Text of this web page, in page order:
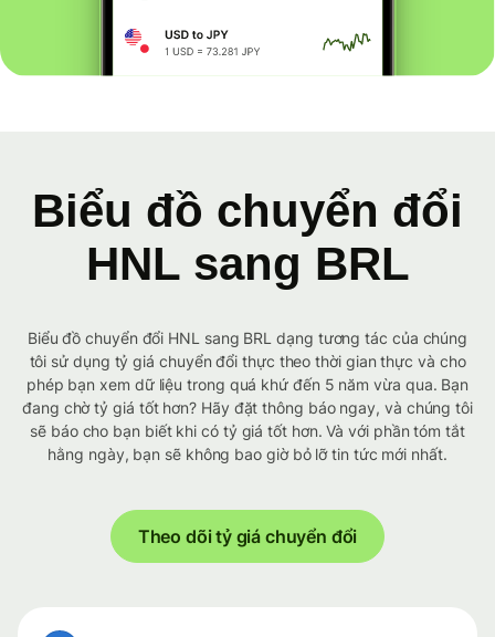
Biểu đồ chuyển đổi
HNL sang BRL
Biểu đồ chuyển đổi HNL sang BRL dạng tương tác của chúng
tôi sử dụng tỷ giá chuyển đổi thực theo thời gian thực và cho
phép bạn xem dữ liệu trong quá khứ đến 5 năm vừa qua. Bạn
đang chờ tỷ giá tốt hơn? Hãy đặt thông báo ngay, và chúng tôi
sẽ báo cho bạn biết khi có tỷ giá tốt hơn. Và với phần tóm tắt
hằng ngày, bạn sẽ không bao giờ bỏ lỡ tin tức mới nhất.
Theo dõi tỷ giá chuyển đổi